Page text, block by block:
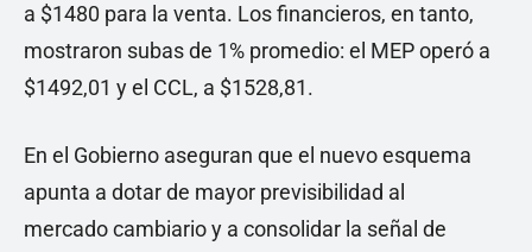
a $1480 para la venta. Los financieros, en tanto,
mostraron subas de 1% promedio: el MEP operó a
$1492,01 y el CCL, a $1528,81.
En el Gobierno aseguran que el nuevo esquema
apunta a dotar de mayor previsibilidad al
mercado cambiario y a consolidar la señal de